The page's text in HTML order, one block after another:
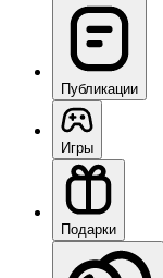
Публикации
Игры
Подарки